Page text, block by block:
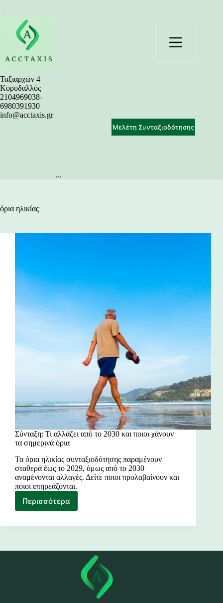
περιεχόμενο
Ταξιαρχών 4
Κορυδαλλός
2104969038-
6980391930
info@acctaxis.gr
...
Μελέτη Συνταξιοδότησης
όρια ηλικίας
Σύνταξη: Τι αλλάζει από το 2030 και ποιοι χάνουν
τα σημερινά όρια
Τα όρια ηλικίας συνταξιοδότησης παραμένουν
σταθερά έως το 2029, όμως από το 2030
αναμένονται αλλαγές. Δείτε ποιοι προλαβαίνουν και
ποιοι επηρεάζονται.
Περισσότερα
Σύνταξη:
αλλάζει
2030